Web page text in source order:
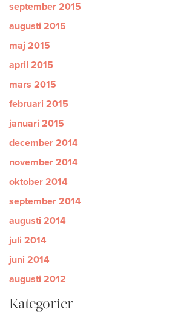
september 2015
augusti 2015
maj 2015
april 2015
mars 2015
februari 2015
januari 2015
december 2014
november 2014
oktober 2014
september 2014
augusti 2014
juli 2014
juni 2014
augusti 2012
Kategorier